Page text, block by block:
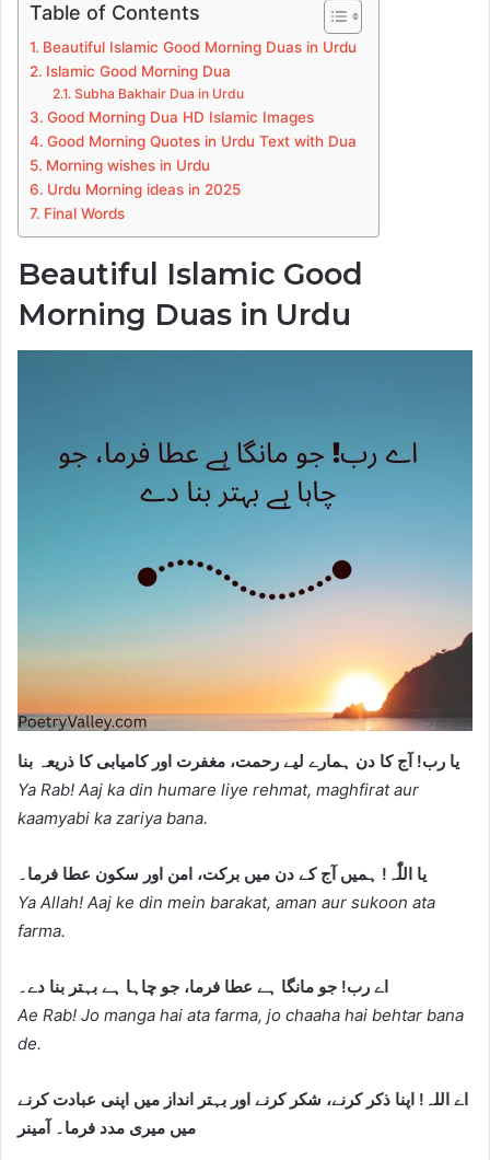
Table of Contents
Beautiful Islamic Good Morning Duas in Urdu
Islamic Good Morning Dua
Subha Bakhair Dua in Urdu
Good Morning Dua HD Islamic Images
Good Morning Quotes in Urdu Text with Dua
Morning wishes in Urdu
Urdu Morning ideas in 2025
Final Words
Beautiful Islamic Good
Morning Duas in Urdu
یا رب! آج کا دن ہمارے لیے رحمت، مغفرت اور کامیابی کا ذریعہ بنا
Ya Rab! Aaj ka din humare liye rehmat, maghfirat aur
kaamyabi ka zariya bana.
یا اللّٰہ! ہمیں آج کے دن میں برکت، امن اور سکون عطا فرما۔
Ya Allah! Aaj ke din mein barakat, aman aur sukoon ata
farma.
اے رب! جو مانگا ہے عطا فرما، جو چاہا ہے بہتر بنا دے۔
Ae Rab! Jo manga hai ata farma, jo chaaha hai behtar bana
de.
اے اللہ! اپنا ذکر کرنے، شکر کرنے اور بہتر انداز میں اپنی عبادت کرنے
میں میری مدد فرما۔ آمینر